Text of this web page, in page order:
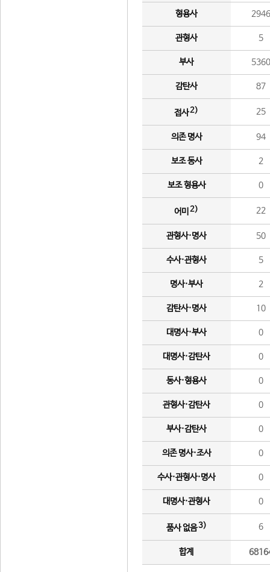
형용사 2946
관형사 5
부사 5360
감탄사 87
접사2) 25
의존 명사 94
보조 동사 2
보조 형용사 0
어미 2) 22
관형사·명사 50
수사·관형사 5
명사·부사 2
감탄사·명사 10
대명사·부사 0
대명사·감탄사 0
동사·형용사 0
관형사·감탄사 0
부사·감탄사 0
의존 명사·조사 0
수사·관형사·명사 0
대명사·관형사 0
품사 없음3) 6
합계